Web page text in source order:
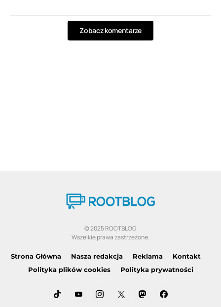
Zobacz komentarze
© 2025 ROOTBLOG
Wszelkie prawa zastrzeżone.
Strona Główna Nasza redakcja Reklama
Kontakt
Polityka plików cookies
Polityka prywatności